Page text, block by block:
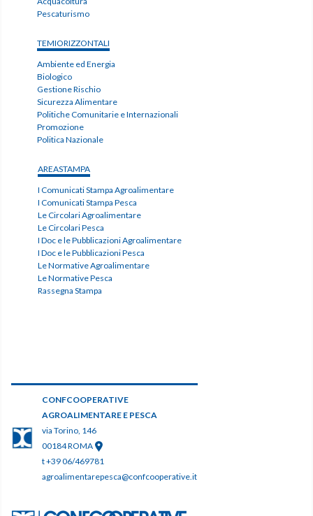
CONFCOOPERATIVE
AGROALIMENTARE E PESCA
via Torino, 146
00184 ROMA
t +39 06/469781
agroalimentarepesca@confcooperative.it
Pescaturismo
TEMIORIZZONTALI
Ambiente ed Energia
Biologico
Gestione Rischio
Sicurezza Alimentare
Politiche Comunitarie e Internazionali
Promozione
Politica Nazionale
AREASTAMPA
I Comunicati Stampa Agroalimentare
I Comunicati Stampa Pesca
Le Circolari Agroalimentare
Le Circolari Pesca
I Doc e le Pubblicazioni Agroalimentare
I Doc e le Pubblicazioni Pesca
Le Normative Agroalimentare
Le Normative Pesca
Rassegna Stampa